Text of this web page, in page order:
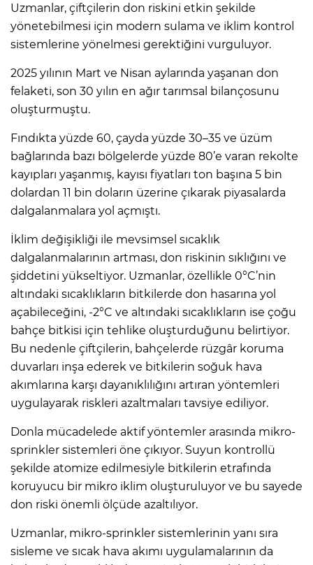
Uzmanlar, çiftçilerin don riskini etkin şekilde
yönetebilmesi için modern sulama ve iklim kontrol
sistemlerine yönelmesi gerektiğini vurguluyor.
2025 yılının Mart ve Nisan aylarında yaşanan don
felaketi, son 30 yılın en ağır tarımsal bilançosunu
oluşturmuştu.
Fındıkta yüzde 60, çayda yüzde 30–35 ve üzüm
bağlarında bazı bölgelerde yüzde 80’e varan rekolte
kayıpları yaşanmış, kayısı fiyatları ton başına 5 bin
dolardan 11 bin doların üzerine çıkarak piyasalarda
dalgalanmalara yol açmıştı.
İklim değişikliği ile mevsimsel sıcaklık
dalgalanmalarının artması, don riskinin sıklığını ve
şiddetini yükseltiyor. Uzmanlar, özellikle 0°C’nin
altındaki sıcaklıkların bitkilerde don hasarına yol
açabileceğini, -2°C ve altındaki sıcaklıkların ise çoğu
bahçe bitkisi için tehlike oluşturduğunu belirtiyor.
Bu nedenle çiftçilerin, bahçelerde rüzgâr koruma
duvarları inşa ederek ve bitkilerin soğuk hava
akımlarına karşı dayanıklılığını artıran yöntemleri
uygulayarak riskleri azaltmaları tavsiye ediliyor.
Donla mücadelede aktif yöntemler arasında mikro-
sprinkler sistemleri öne çıkıyor. Suyun kontrollü
şekilde atomize edilmesiyle bitkilerin etrafında
koruyucu bir mikro iklim oluşturuluyor ve bu sayede
don riski önemli ölçüde azaltılıyor.
Uzmanlar, mikro-sprinkler sistemlerinin yanı sıra
sisleme ve sıcak hava akımı uygulamalarının da